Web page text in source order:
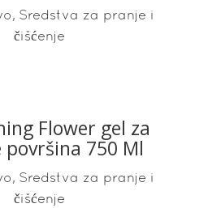
, Sredstva za pranje i
čišćenje
READ MORE
Flower gel za
površina 750 Ml
, Sredstva za pranje i
čišćenje